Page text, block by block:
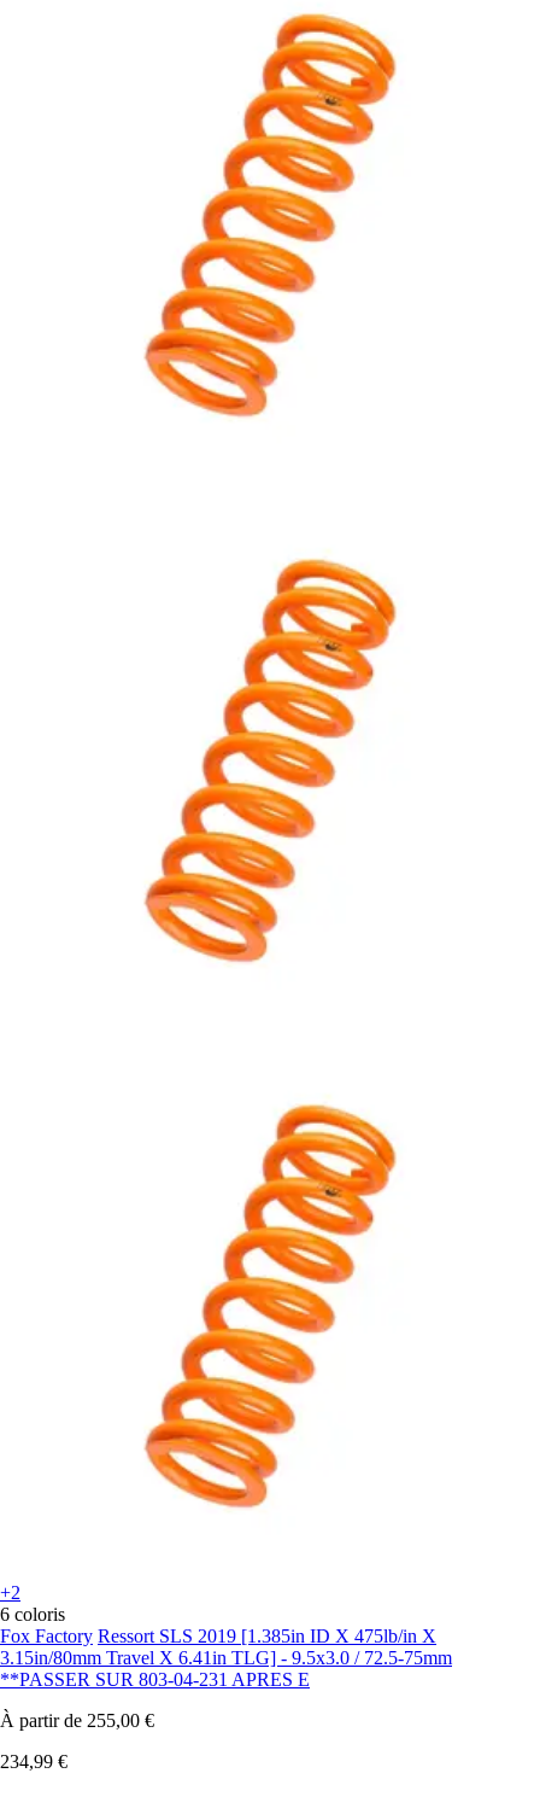
+2
6 coloris
Fox Factory Ressort SLS 2019 [1.385in ID X 475lb/in X
3.15in/80mm Travel X 6.41in TLG] - 9.5x3.0 / 72.5-75mm
**PASSER SUR 803-04-231 APRES E
À partir de 255,00 €
234,99 €